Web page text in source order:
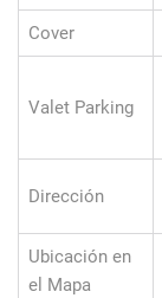
Cover
Valet Parking
Dirección
Ubicación en
el Mapa